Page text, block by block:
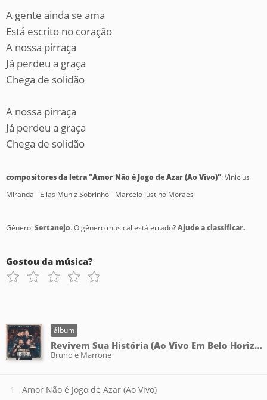
A gente ainda se ama
Está escrito no coração
A nossa pirraça
Já perdeu a graça
Chega de solidão
A nossa pirraça
Já perdeu a graça
Chega de solidão
compositores da letra "Amor Não é Jogo de Azar (Ao Vivo)": Vinicius
Miranda - Elias Muniz Sobrinho - Marcelo Justino Moraes
Gênero:Sertanejo. O gênero musical está errado?Ajude a classificar.
Gostou da música?
álbum
Revivem Sua História (Ao Vivo Em Belo Horizonte)
Bruno e Marrone
Amor Não é Jogo de Azar (Ao Vivo)